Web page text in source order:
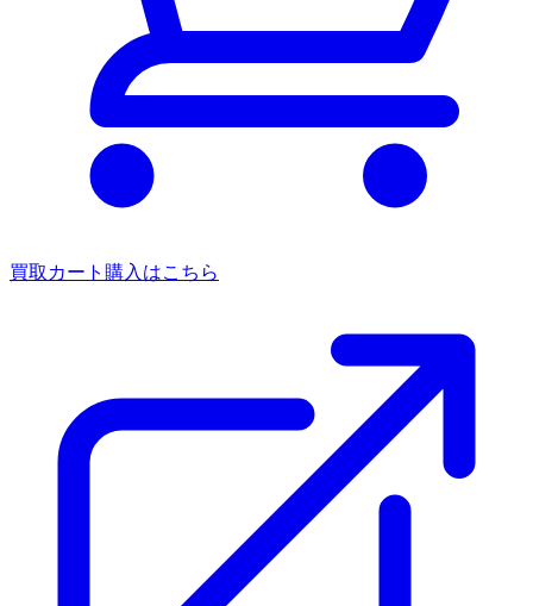
買取カート 購入はこちら